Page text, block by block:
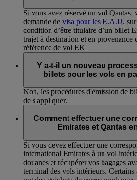
Si vous avez réservé un vol Qantas,
demande de visa pour les E.A.U.
condition d’être titulaire d’un billet
trajet à destination et en provenance
référence de vol EK.
Y a-t-il un nouveau
billets pour les vols en
Non, les procédures d'émission de
de s'appliquer.
Comment effectuer une
Emirates et Qantas
Si vous devez effectuer une
international Emirates à un vol
douanes et récupérer vos bagages
terminal des vols intérieurs. Certains